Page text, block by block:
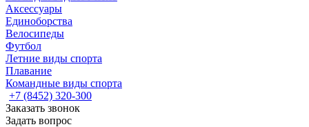
Аксессуары
Единоборства
Велосипеды
Футбол
Летние виды спорта
Плавание
Командные виды спорта
+7 (8452) 320-300
Заказать звонок
Задать вопрос